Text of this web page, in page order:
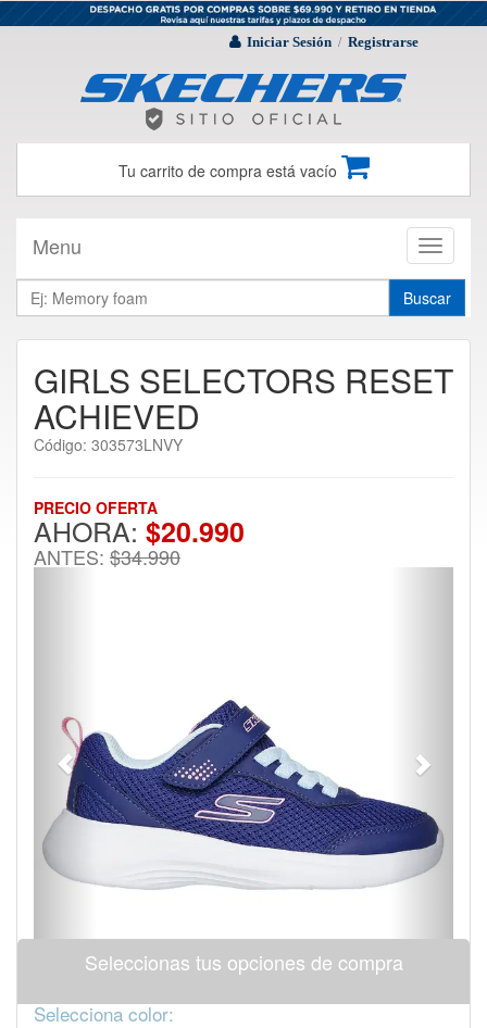
Iniciar Sesión / Registrarse
Tu carrito de compra está vacío
Toggle
Menu
Buscar
GIRLS SELECTORS RESET
ACHIEVED
Código: 303573LNVY
PRECIO OFERTA
AHORA: $20.990
ANTES: $34.990
Seleccionas tus opciones de compra
Selecciona color: